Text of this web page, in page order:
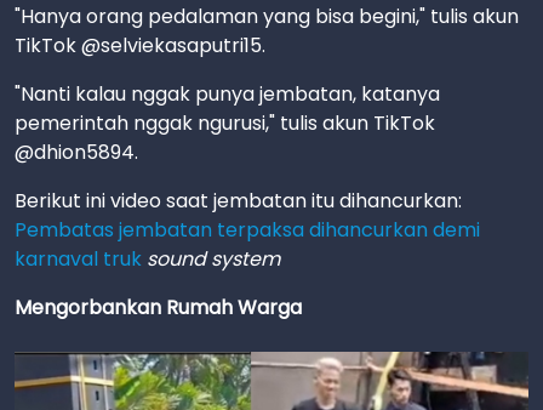
"Hanya orang pedalaman yang bisa begini," tulis akun
TikTok @selviekasaputri15.
"Nanti kalau nggak punya jembatan, katanya
pemerintah nggak ngurusi," tulis akun TikTok
@dhion5894.
Berikut ini video saat jembatan itu dihancurkan:
Pembatas jembatan terpaksa dihancurkan demi
karnaval truk sound system
Mengorbankan Rumah Warga